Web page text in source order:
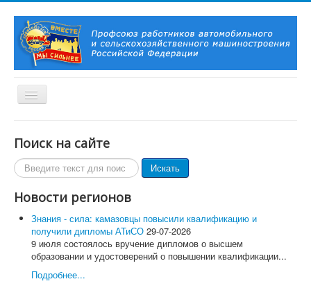
Включить/
выключить
Главная
ОППО ПАО «КАМАЗ»
Заместитель председателя ОППО ПАО "КАМАЗ", депутат
городского совета Набережных Челнов Владислав Гаврилов
О Профсоюзе
История Профсоюза
Председатель Профсоюза, заместители Председателя
Профсоюза
Контакты
Поиск на сайте
Поиск
по
сайту
Искать
Новости регионов
Знания - сила: камазовцы повысили квалификацию и
получили дипломы АТиСО 29-07-2026
9 июля состоялось вручение дипломов о высшем
образовании и удостоверений о повышении квалификации...
Подробнее...